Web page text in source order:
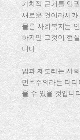
가치적 근거를 인
새로운 것이라서
물론 사회복지는
하지만 그것이 현
니다.
법과 제도라는 사
민주주의라는 더
울 수 있을 것입니